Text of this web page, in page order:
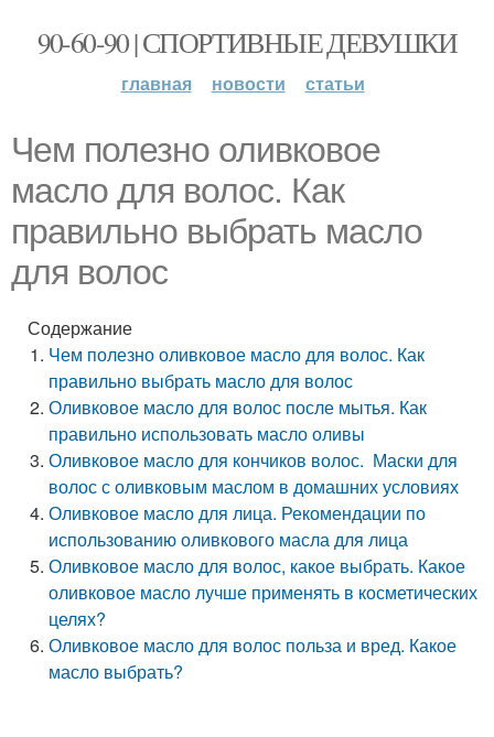
90-60-90 | СПОРТИВНЫЕ ДЕВУШКИ
главная новости статьи
Чем полезно оливковое
масло для волос. Как
правильно выбрать масло
для волос
Содержание
Чем полезно оливковое масло для волос. Как
правильно выбрать масло для волос
Оливковое масло для волос после мытья. Как
правильно использовать масло оливы
Оливковое масло для кончиков волос. Маски для
волос с оливковым маслом в домашних условиях
Оливковое масло для лица. Рекомендации по
использованию оливкового масла для лица
Оливковое масло для волос, какое выбрать. Какое
оливковое масло лучше применять в косметических
целях?
Оливковое масло для волос польза и вред. Какое
масло выбрать?